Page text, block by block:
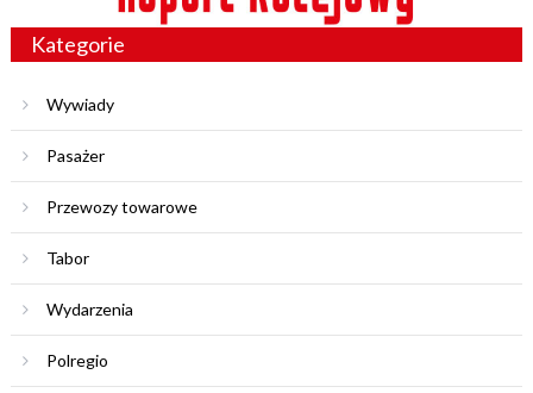
Kategorie
Wywiady
Pasażer
Przewozy towarowe
Tabor
Wydarzenia
Polregio